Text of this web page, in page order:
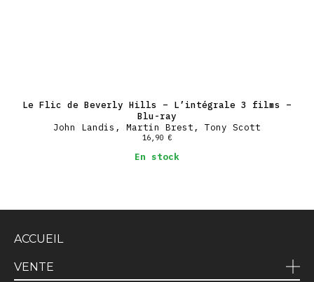
Le Flic de Beverly Hills – L’intégrale 3 films –
Blu-ray
John Landis, Martin Brest, Tony Scott
16,90 €
En stock
ACCUEIL
VENTE